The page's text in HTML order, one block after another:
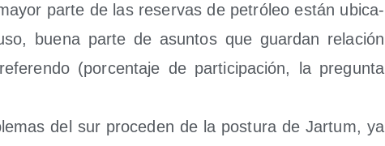
par­te de las reser­vas de petró­leo están ubi­ca­
bue­na par­te de asun­tos que guar­dan rela­ción
(por­cen­ta­je de par­ti­ci­pa­ción, la pre­gun­ta
del sur pro­ce­den de la pos­tu­ra de Jar­tum, ya